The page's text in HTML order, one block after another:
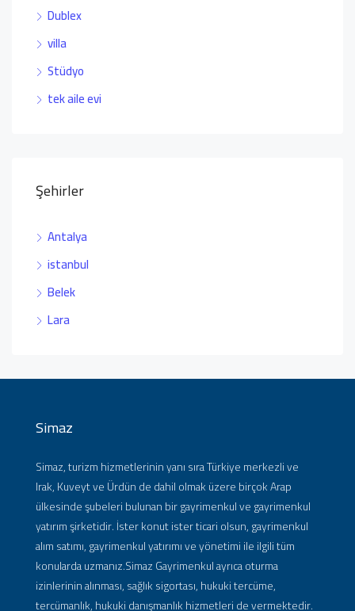
Dublex
villa
Stüdyo
tek aile evi
Şehirler
Antalya
istanbul
Belek
Lara
Simaz
Simaz, turizm hizmetlerinin yanı sıra Türkiye merkezli ve
Irak, Kuveyt ve Ürdün de dahil olmak üzere birçok Arap
ülkesinde şubeleri bulunan bir gayrimenkul ve gayrimenkul
yatırım şirketidir. İster konut ister ticari olsun, gayrimenkul
alım satımı, gayrimenkul yatırımı ve yönetimi ile ilgili tüm
konularda uzmanız.Simaz Gayrimenkul ayrıca oturma
izinlerinin alınması, sağlık sigortası, hukuki tercüme,
tercümanlık, hukuki danışmanlık hizmetleri de vermektedir.